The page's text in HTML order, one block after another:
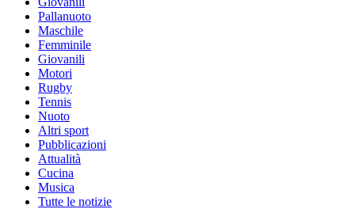
Pallanuoto
Maschile
Femminile
Giovanili
Motori
Rugby
Tennis
Nuoto
Altri sport
Pubblicazioni
Attualità
Cucina
Musica
Tutte le notizie